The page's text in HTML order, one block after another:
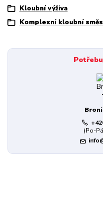
Kloubní výživa
Komplexní kloubní
(Po-